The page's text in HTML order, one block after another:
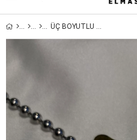
ÜÇ BOYUTLU KALPLİ NOHUT ZİNCİR KOLYE